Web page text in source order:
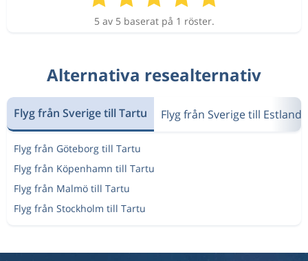
5 av 5 baserat på 1 röster.
Alternativa resealternativ
Flyg från Sverige till Tartu Flyg från Sverige till Estland
Flyg från Göteborg till Tartu
Flyg från Köpenhamn till Tartu
Flyg från Malmö till Tartu
Flyg från Stockholm till Tartu